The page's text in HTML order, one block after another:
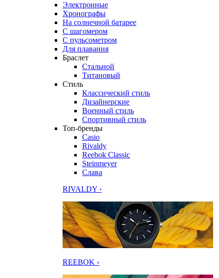
Электронные
Хронографы
На солнечной батарее
С шагомером
С пульсометром
Для плавания
Браслет
Стальной
Титановый
Стиль
Классический стиль
Дизайнерские
Военный стиль
Спортивный стиль
Топ-бренды
Casio
Rivaldy
Reebok Classic
Steinmeyer
Слава
RIVALDY ›
REEBOK ›